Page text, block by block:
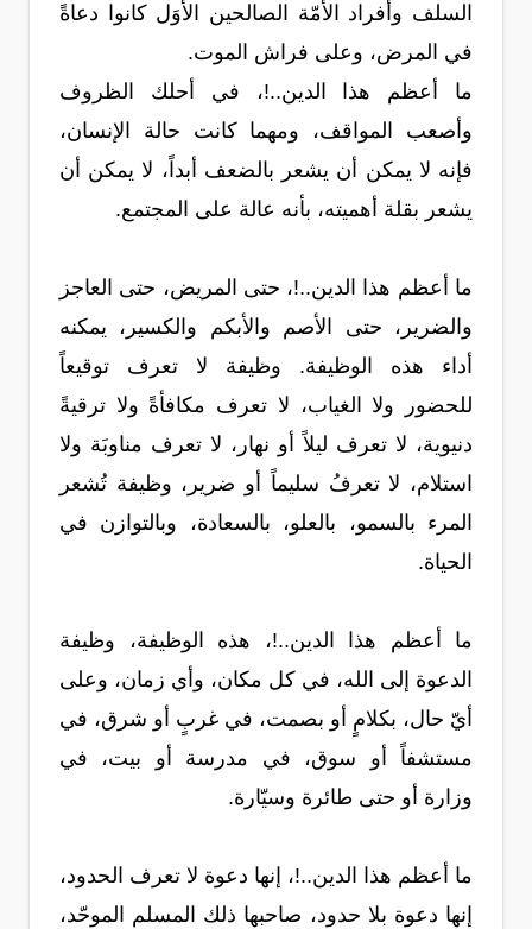
السلف وأفراد الأمّة الصالحين الأُوَل كانوا دعاةً
في المرض، وعلى فراش الموت.
ما أعظم هذا الدين..!، في أحلك الظروف
وأصعب المواقف، ومهما كانت حالة الإنسان،
فإنه لا يمكن أن يشعر بالضعف أبداً، لا يمكن أن
يشعر بقلة أهميته، بأنه عالة على المجتمع.
ما أعظم هذا الدين..!، حتى المريض، حتى العاجز
والضرير، حتى الأصم والأبكم والكسير، يمكنه
أداء هذه الوظيفة. وظيفة لا تعرف توقيعاً
للحضور ولا الغياب، لا تعرف مكافأةً ولا ترقيةً
دنيوية، لا تعرف ليلاً أو نهار، لا تعرف مناوبَة ولا
استلام، لا تعرفُ سليماً أو ضرير، وظيفة تُشعر
المرء بالسمو، بالعلو، بالسعادة، وبالتوازن في
الحياة.
ما أعظم هذا الدين..!، هذه الوظيفة، وظيفة
الدعوة إلى الله، في كل مكان، وأي زمان، وعلى
أيّ حال، بكلامٍ أو بصمت، في غربٍ أو شرق، في
مستشفاً أو سوق، في مدرسة أو بيت، في
وزارة أو حتى طائرة وسيّارة.
ما أعظم هذا الدين..!، إنها دعوة لا تعرف الحدود،
إنها دعوة بلا حدود، صاحبها ذلك المسلم الموحّد،